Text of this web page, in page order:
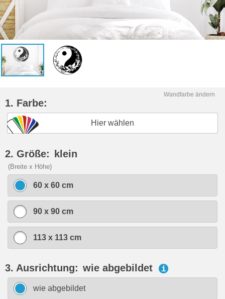
Wandfarbe ändern
1. Farbe:
Hier wählen
2. Größe: klein
(Breite x Höhe)
60 x 60 cm
90 x 90 cm
113 x 113 cm
3. Ausrichtung: wie abgebildet i
wie abgebildet